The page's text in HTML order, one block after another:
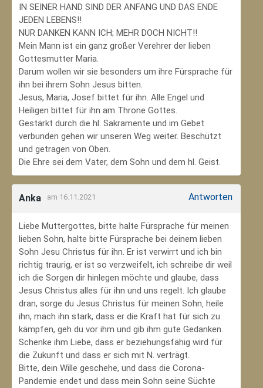
IN SEINER HAND SIND DER ANFANG UND DAS ENDE
JEDEN LEBENS!!
NUR DANKEN KANN ICH; MEHR DOCH NICHT!!
Mein Mann ist ein ganz großer Verehrer der lieben
Gottesmutter Maria.
Darum wollen wir sie besonders um ihre Fürsprache für
ihn bei ihrem Sohn Jesus bitten.
Jesus, Maria, Josef bittet für ihn. Alle Engel und
Heiligen bittet für ihn am Throne Gottes.
Gestärkt durch die hl. Sakramente und im Gebet
verbunden gehen wir unseren Weg weiter. Beschützt
und getragen von Oben.
Die Ehre sei dem Vater, dem Sohn und dem hl. Geist.
Anka am 16.11.2021 Antworten
Liebe Muttergottes, bitte halte Fürsprache für meinen
lieben Sohn, halte bitte Fürsprache bei deinem lieben
Sohn Jesu Christus für ihn. Er ist verwirrt und ich bin
richtig traurig, er ist so verzweifelt, ich schreibe dir weil
ich die Sorgen dir hinlegen möchte und glaube, dass
Jesus Christus alles für ihn und uns regelt. Ich glaube
dran, sorge du Jesus Christus für meinen Sohn‚ heile
ihn, mach ihn stark, dass er die Kraft hat für sich zu
kämpfen, geh du vor ihm und gib ihm gute Gedanken.
Schenke ihm Liebe, dass er beziehungsfähig wird für
die Zukunft und dass er sich mit N. verträgt.
Bitte, dein Wille geschehe, und dass die Corona-
Pandemie endet und dass mein Sohn seine Süchte